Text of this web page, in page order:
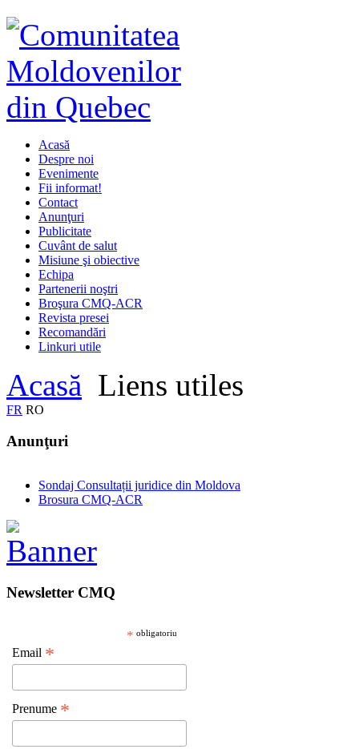
Acasă
Despre noi
Evenimente
Fii informat!
Contact
Anunţuri
Publicitate
Cuvânt de salut
Misiune şi obiective
Echipa
Partenerii noştri
Broşura CMQ-ACR
Revista presei
Recomandări
Linkuri utile
Acasă Liens utiles
FR RO
Anunţuri
Sondaj Consultații juridice din Moldova
Brosura CMQ-ACR
Newsletter CMQ
* obligatoriu
Email *
Prenume *